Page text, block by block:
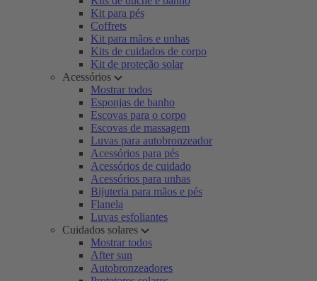
Kit para pés
Coffrets
Kit para mãos e unhas
Kits de cuidados de corpo
Kit de proteção solar
Acessórios
Mostrar todos
Esponjas de banho
Escovas para o corpo
Escovas de massagem
Luvas para autobronzeador
Acessórios para pés
Acessórios de cuidado
Acessórios para unhas
Bijuteria para mãos e pés
Flanela
Luvas esfoliantes
Cuidados solares
Mostrar todos
After sun
Autobronzeadores